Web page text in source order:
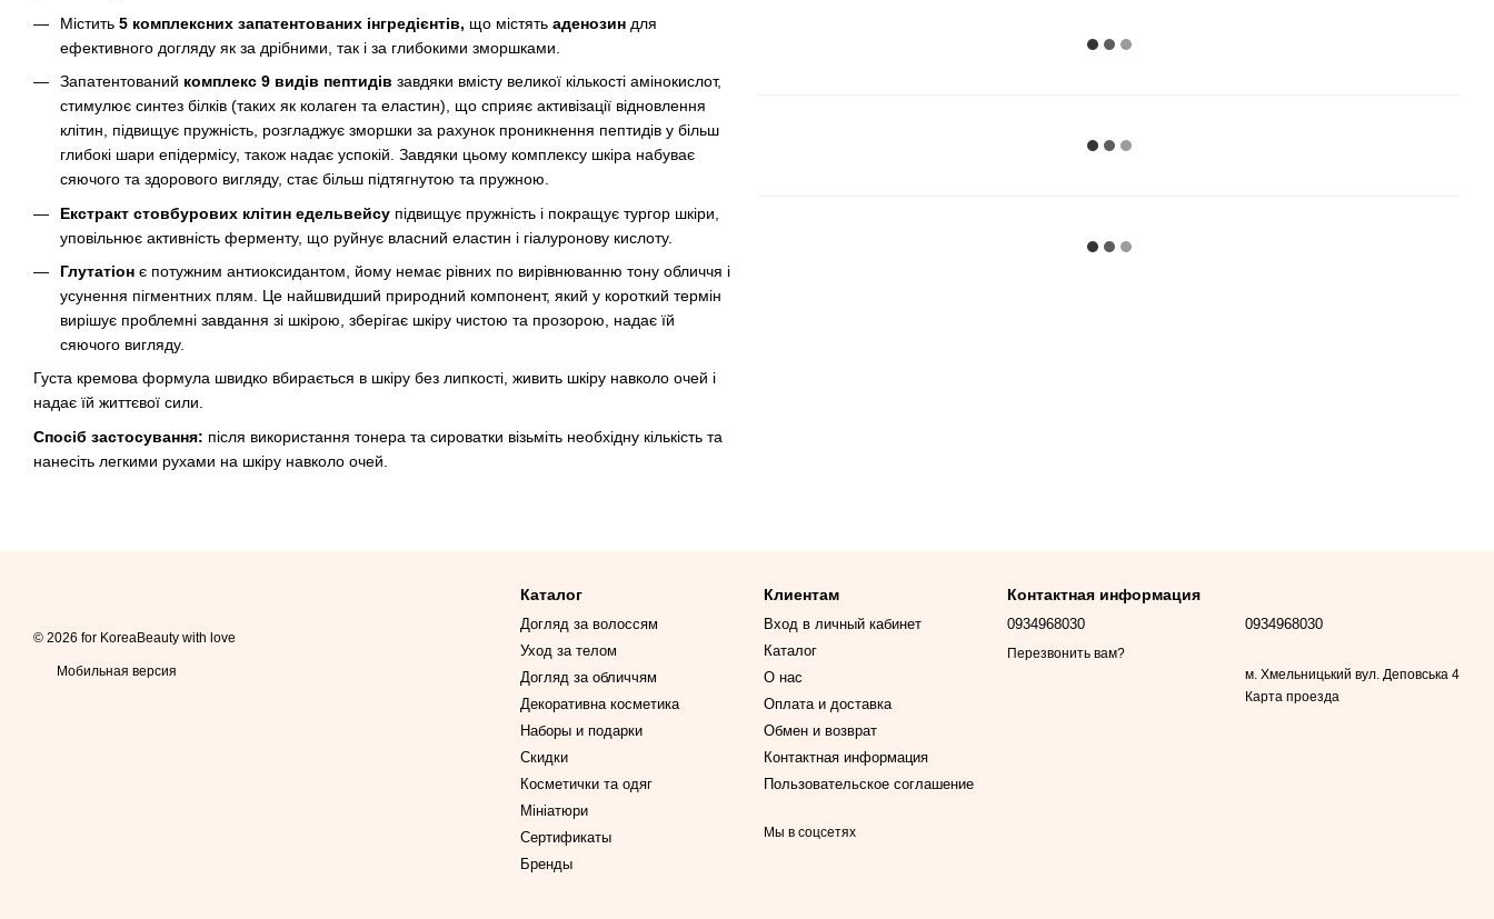
Містить 5 комплексних запатентованих інгредієнтів, що містять аденозин для
ефективного догляду як за дрібними, так і за глибокими зморшками.
Запатентований комплекс 9 видів пептидів завдяки вмісту великої кількості амінокислот,
стимулює синтез білків (таких як колаген та еластин), що сприяє активізації відновлення
клітин, підвищує пружність, розгладжує зморшки за рахунок проникнення пептидів у більш
глибокі шари епідермісу, також надає успокій. Завдяки цьому комплексу шкіра набуває
сяючого та здорового вигляду, стає більш підтягнутою та пружною.
Екстракт стовбурових клітин едельвейсу підвищує пружність і покращує тургор шкіри,
уповільнює активність ферменту, що руйнує власний еластин і гіалуронову кислоту.
Глутатіон є потужним антиоксидантом, йому немає рівних по вирівнюванню тону обличчя і
усунення пігментних плям. Це найшвидший природний компонент, який у короткий термін
вирішує проблемні завдання зі шкірою, зберігає шкіру чистою та прозорою, надає їй
сяючого вигляду.
Густа кремова формула швидко вбирається в шкіру без липкості, живить шкіру навколо очей і
надає їй життєвої сили.
Спосіб застосування: після використання тонера та сироватки візьміть необхідну кількість та
нанесіть легкими рухами на шкіру навколо очей.
© 2026 for KoreaBeauty with love
Мобильная версия
Каталог
Догляд за волоссям
Уход за телом
Догляд за обличчям
Декоративна косметика
Наборы и подарки
Скидки
Косметички та одяг
Мініатюри
Сертификаты
Бренды
Клиентам
Вход в личный кабинет
Каталог
О нас
Оплата и доставка
Обмен и возврат
Контактная информация
Пользовательское соглашение
Мы в соцсетях
Контактная информация
0934968030
Перезвонить вам?
0934968030
м. Хмельницький вул. Деповська 4
Карта проезда